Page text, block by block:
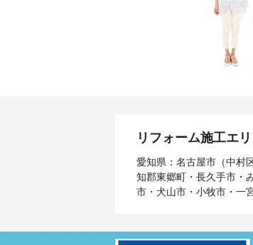
リフォーム施工エ
愛知県：名古屋市（中村
知郡東郷町・長久手市・
市・犬山市・小牧市・一